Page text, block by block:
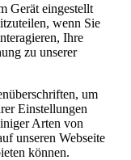
Gerät eingestellt
wenn Sie
Ihre
zu unserer
um
Einstellungen
Arten von
unseren Webseite
können.